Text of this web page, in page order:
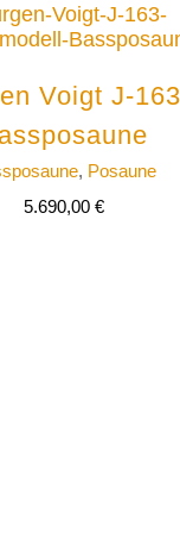
Voigt J-163
, Posaune
5.690,00 €